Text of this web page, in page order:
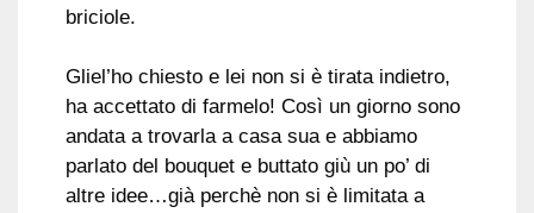
briciole.
Gliel’ho chiesto e lei non si è tirata indietro,
ha accettato di farmelo! Così un giorno sono
andata a trovarla a casa sua e abbiamo
parlato del bouquet e buttato giù un po’ di
altre idee…già perchè non si è limitata a